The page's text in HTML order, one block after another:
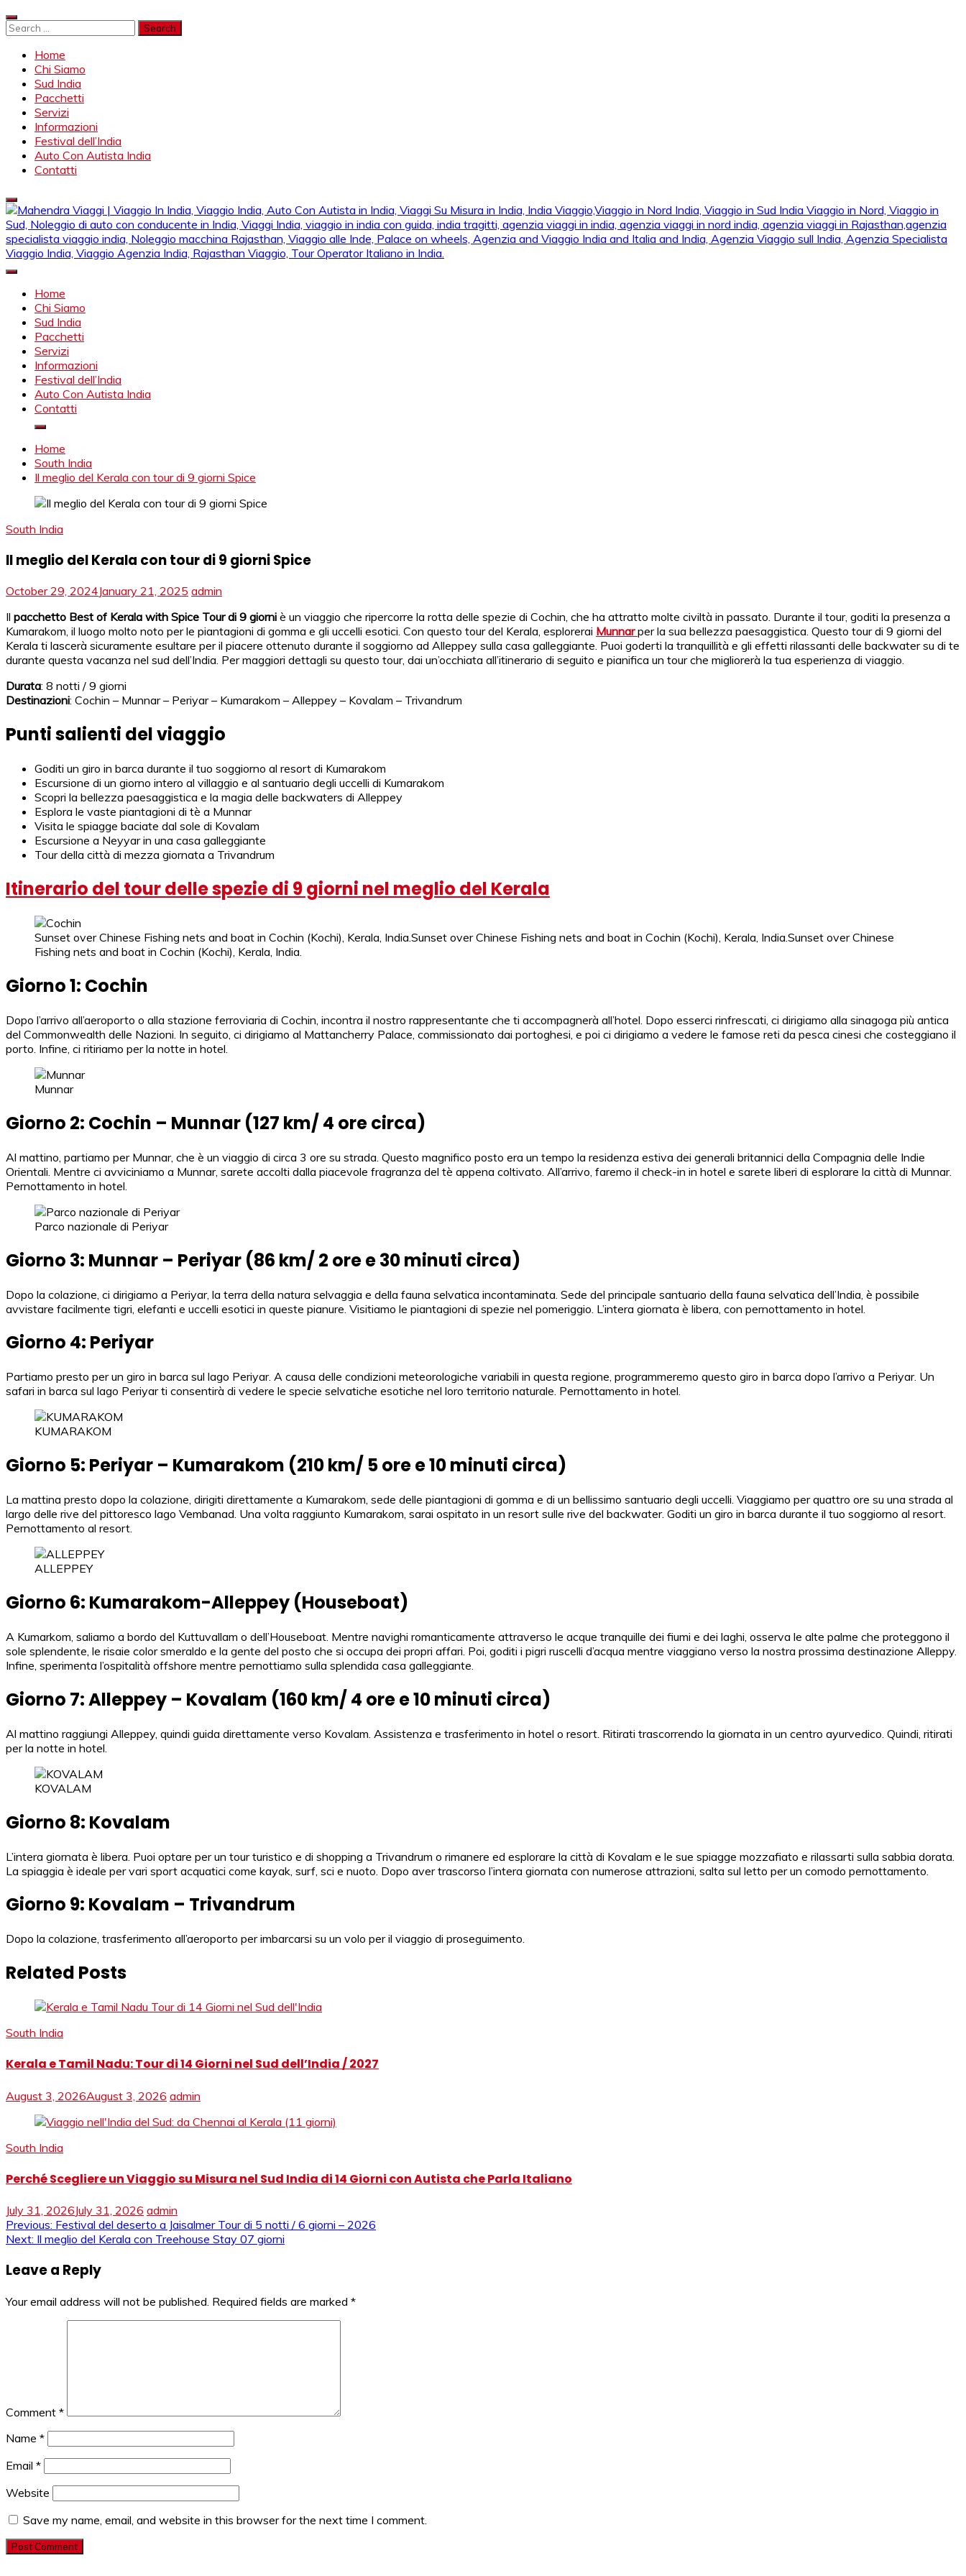
Skip
to
Search
Home
Chi Siamo
Sud India
Pacchetti
Servizi
Informazioni
Festival dell’India
Auto Con Autista India
Contatti
Noleggio di auto con conducente in India, Viaggi India, viaggio in india con guida, india tragitti, agenzia viaggi in india, agenzia viaggi in nord india, agenzia viaggi in Rajasthan,agenzia
specialista viaggio india, Noleggio macchina Rajasthan, Viaggio alle Inde, Palace on wheels, Agenzia and Viaggio India and Italia and India, Agenzia Viaggio sull India, Agenzia Specialista
Viaggio India, Viaggio Agenzia India, Rajasthan Viaggio, Tour Operator Italiano in India.
Home
Chi Siamo
Sud India
Pacchetti
Servizi
Informazioni
Festival dell’India
Auto Con Autista India
Contatti
Home
South India
Il meglio del Kerala con tour di 9 giorni Spice
South India
Il meglio del Kerala con tour di 9 giorni Spice
October 29, 2024January 21, 2025 admin
Il pacchetto Best of Kerala with Spice Tour di 9 giorni è un viaggio che ripercorre la rotta delle spezie di Cochin, che ha attratto molte civiltà in passato. Durante il tour, goditi la presenza a
Kumarakom, il luogo molto noto per le piantagioni di gomma e gli uccelli esotici. Con questo tour del Kerala, esplorerai Munnarper la sua bellezza paesaggistica. Questo tour di 9 giorni del
Kerala ti lascerà sicuramente esultare per il piacere ottenuto durante il soggiorno ad Alleppey sulla casa galleggiante. Puoi goderti la tranquillità e gli effetti rilassanti delle backwater su di te
durante questa vacanza nel sud dell’India. Per maggiori dettagli su questo tour, dai un’occhiata all’itinerario di seguito e pianifica un tour che migliorerà la tua esperienza di viaggio.
Durata: 8 notti / 9 giorni
Destinazioni: Cochin – Munnar – Periyar – Kumarakom – Alleppey – Kovalam – Trivandrum
Punti salienti del viaggio
Goditi un giro in barca durante il tuo soggiorno al resort di Kumarakom
Escursione di un giorno intero al villaggio e al santuario degli uccelli di Kumarakom
Scopri la bellezza paesaggistica e la magia delle backwaters di Alleppey
Esplora le vaste piantagioni di tè a Munnar
Visita le spiagge baciate dal sole di Kovalam
Escursione a Neyyar in una casa galleggiante
Tour della città di mezza giornata a Trivandrum
Itinerario del tour delle spezie di 9 giorni nel meglio del Kerala
Sunset over Chinese Fishing nets and boat in Cochin (Kochi), Kerala, India.Sunset over Chinese Fishing nets and boat in Cochin (Kochi), Kerala, India.Sunset over Chinese
Fishing nets and boat in Cochin (Kochi), Kerala, India.
Giorno 1: Cochin
Dopo l’arrivo all’aeroporto o alla stazione ferroviaria di Cochin, incontra il nostro rappresentante che ti accompagnerà all’hotel. Dopo esserci rinfrescati, ci dirigiamo alla sinagoga più antica
del Commonwealth delle Nazioni. In seguito, ci dirigiamo al Mattancherry Palace, commissionato dai portoghesi, e poi ci dirigiamo a vedere le famose reti da pesca cinesi che costeggiano il
porto. Infine, ci ritiriamo per la notte in hotel.
Munnar
Giorno 2: Cochin – Munnar (127 km/ 4 ore circa)
Al mattino, partiamo per Munnar, che è un viaggio di circa 3 ore su strada. Questo magnifico posto era un tempo la residenza estiva dei generali britannici della Compagnia delle Indie
Orientali. Mentre ci avviciniamo a Munnar, sarete accolti dalla piacevole fragranza del tè appena coltivato. All’arrivo, faremo il check-in in hotel e sarete liberi di esplorare la città di Munnar.
Pernottamento in hotel.
Parco nazionale di Periyar
Giorno 3: Munnar – Periyar (86 km/ 2 ore e 30 minuti circa)
Dopo la colazione, ci dirigiamo a Periyar, la terra della natura selvaggia e della fauna selvatica incontaminata. Sede del principale santuario della fauna selvatica dell’India, è possibile
avvistare facilmente tigri, elefanti e uccelli esotici in queste pianure. Visitiamo le piantagioni di spezie nel pomeriggio. L’intera giornata è libera, con pernottamento in hotel.
Giorno 4: Periyar
Partiamo presto per un giro in barca sul lago Periyar. A causa delle condizioni meteorologiche variabili in questa regione, programmeremo questo giro in barca dopo l’arrivo a Periyar. Un
safari in barca sul lago Periyar ti consentirà di vedere le specie selvatiche esotiche nel loro territorio naturale. Pernottamento in hotel.
KUMARAKOM
Giorno 5: Periyar – Kumarakom (210 km/ 5 ore e 10 minuti circa)
La mattina presto dopo la colazione, dirigiti direttamente a Kumarakom, sede delle piantagioni di gomma e di un bellissimo santuario degli uccelli. Viaggiamo per quattro ore su una strada al
largo delle rive del pittoresco lago Vembanad. Una volta raggiunto Kumarakom, sarai ospitato in un resort sulle rive del backwater. Goditi un giro in barca durante il tuo soggiorno al resort.
Pernottamento al resort.
ALLEPPEY
Giorno 6: Kumarakom-Alleppey (Houseboat)
A Kumarkom, saliamo a bordo del Kuttuvallam o dell’Houseboat. Mentre navighi romanticamente attraverso le acque tranquille dei fiumi e dei laghi, osserva le alte palme che proteggono il
sole splendente, le risaie color smeraldo e la gente del posto che si occupa dei propri affari. Poi, goditi i pigri ruscelli d’acqua mentre viaggiano verso la nostra prossima destinazione Alleppy.
Infine, sperimenta l’ospitalità offshore mentre pernottiamo sulla splendida casa galleggiante.
Giorno 7: Alleppey – Kovalam (160 km/ 4 ore e 10 minuti circa)
Al mattino raggiungi Alleppey, quindi guida direttamente verso Kovalam. Assistenza e trasferimento in hotel o resort. Ritirati trascorrendo la giornata in un centro ayurvedico. Quindi, ritirati
per la notte in hotel.
KOVALAM
Giorno 8: Kovalam
L’intera giornata è libera. Puoi optare per un tour turistico e di shopping a Trivandrum o rimanere ed esplorare la città di Kovalam e le sue spiagge mozzafiato e rilassarti sulla sabbia dorata.
La spiaggia è ideale per vari sport acquatici come kayak, surf, sci e nuoto. Dopo aver trascorso l’intera giornata con numerose attrazioni, salta sul letto per un comodo pernottamento.
Giorno 9: Kovalam – Trivandrum
Dopo la colazione, trasferimento all’aeroporto per imbarcarsi su un volo per il viaggio di proseguimento.
Related Posts
South India
Kerala e Tamil Nadu: Tour di 14 Giorni nel Sud dell’India / 2027
August 3, 2026August 3, 2026 admin
South India
Perché Scegliere un Viaggio su Misura nel Sud India di 14 Giorni con Autista che Parla Italiano
July 31, 2026July 31, 2026 admin
Post
Previous: Festival del deserto a Jaisalmer Tour di 5 notti / 6 giorni – 2026
Next: Il meglio del Kerala con Treehouse Stay 07 giorni
Leave a Reply
Your email address will not be published. Required fields are marked *
Comment *
Name *
Email *
Website
Save my name, email, and website in this browser for the next time I comment.